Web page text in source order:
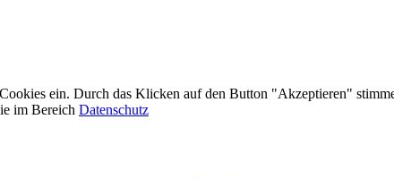
ein. Durch das Klicken auf den Button "Akzeptieren"
im Bereich Datenschutz